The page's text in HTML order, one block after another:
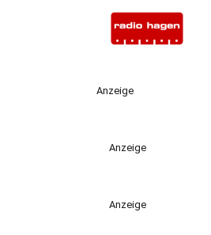
Anzeige
Anzeige
Anzeige